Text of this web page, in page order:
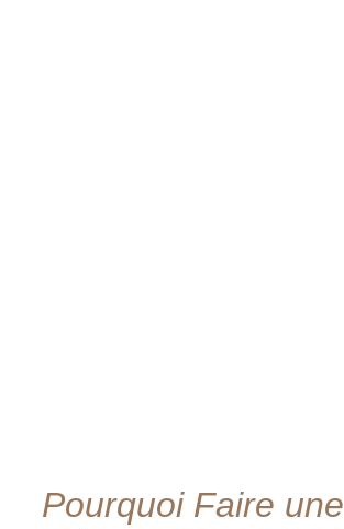
Pourquoi Faire une